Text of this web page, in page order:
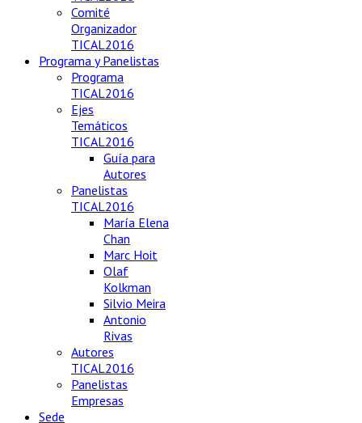
Comité
Organizador
TICAL2016
Programa y Panelistas
Programa
TICAL2016
Ejes
Temáticos
TICAL2016
Guía para
Autores
Panelistas
TICAL2016
María Elena
Chan
Marc Hoit
Olaf
Kolkman
Silvio Meira
Antonio
Rivas
Autores
TICAL2016
Panelistas
Empresas
Sede